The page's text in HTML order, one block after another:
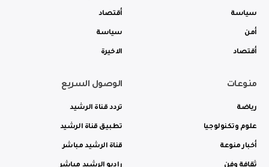
سياسة
أمن
أقتصاد
أقتصاد
سياسة
الاخيرة
منوعات
رياضة
علوم وتكنولوجيا
أخبار منوعة
الوصول السريع
تردد قناة الرشيد
تطبيق قناة الرشيد
قناة الرشيد مباشر